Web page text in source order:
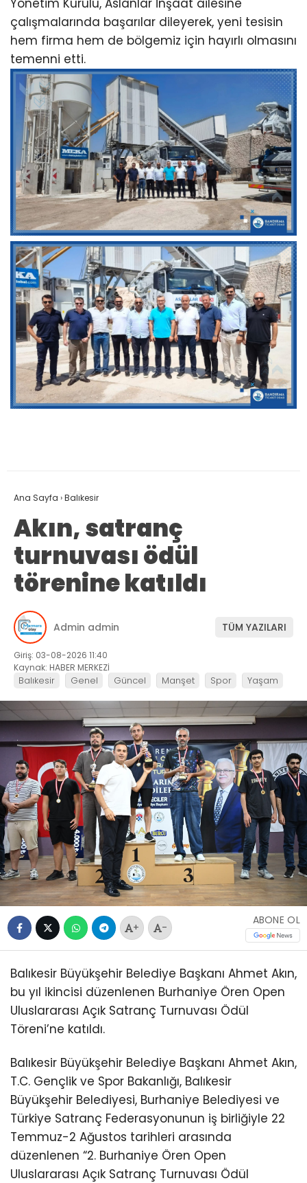
çalışmalarında başarılar dileyerek, yeni tesisin
hem firma hem de bölgemiz için hayırlı olmasını
temenni etti.
Ana Sayfa ›Balıkesir
Akın, satranç
turnuvası ödül
törenine katıldı
Admin admin TÜM YAZILARI
Giriş: 03-08-2026 11:40
Kaynak: HABER MERKEZİ
Balıkesir Genel Güncel Manşet Spor Yaşam
+ -
ABONE OL
Balıkesir Büyükşehir Belediye Başkanı Ahmet Akın,
bu yıl ikincisi düzenlenen Burhaniye Ören Open
Uluslararası Açık Satranç Turnuvası Ödül
Töreni’ne katıldı.
Balıkesir Büyükşehir Belediye Başkanı Ahmet Akın,
T.C. Gençlik ve Spor Bakanlığı, Balıkesir
Büyükşehir Belediyesi, Burhaniye Belediyesi ve
Türkiye Satranç Federasyonunun iş birliğiyle 22
Temmuz-2 Ağustos tarihleri arasında
düzenlenen “2. Burhaniye Ören Open
Uluslararası Açık Satranç Turnuvası Ödül